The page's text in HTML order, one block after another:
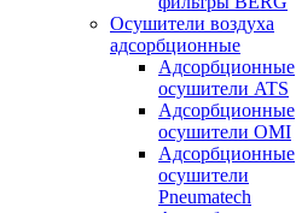
Осушители воздуха
адсорбционные
Адсорбционные
осушители ATS
Адсорбционные
осушители OMI
Адсорбционные
осушители
Pneumatech